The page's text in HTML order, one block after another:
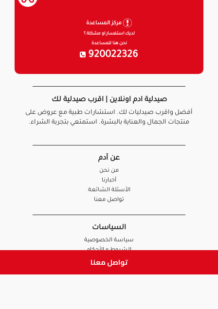
تواصل معنا
مركز المساعدة
لديك استفسار او مشكلة ؟
نحن هنا للمساعدة
920022326
صيدلية ادم اونلاين | اقرب صيدلية لك
أفضل واقرب صيدليات لك. استشارات طبية مع عروض على
منتجات الجمال والعناية بالبشرة. استمتعي بتجربة الشراء.
عن آدم
من نحن
أخبارنا
الأسئلة الشائعة
تواصل معنا
السياسات
سياسة الخصوصية
الشروط و الأحكام
سياسة الإرجاع و الاستبدال